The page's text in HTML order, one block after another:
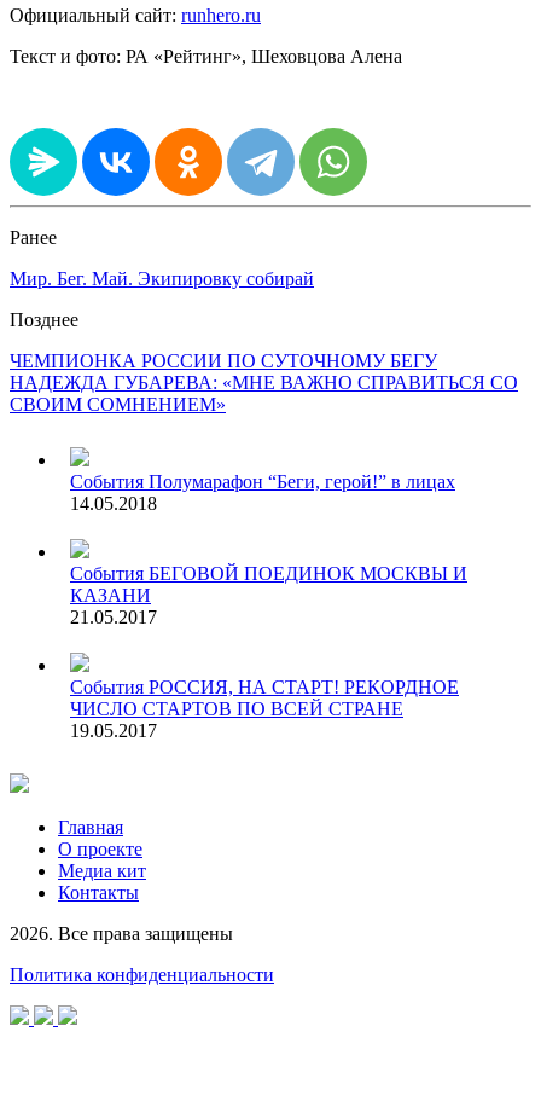
Официальный сайт: runhero.ru
Текст и фото: РА «Рейтинг», Шеховцова Алена
Ранее
Мир. Бег. Май. Экипировку собирай
Позднее
ЧЕМПИОНКА РОССИИ ПО СУТОЧНОМУ БЕГУ
НАДЕЖДА ГУБАРЕВА: «МНЕ ВАЖНО СПРАВИТЬСЯ СО
СВОИМ СОМНЕНИЕМ»
События Полумарафон “Беги, герой!” в лицах
14.05.2018
События БЕГОВОЙ ПОЕДИНОК МОСКВЫ И
КАЗАНИ
21.05.2017
События РОССИЯ, НА СТАРТ! РЕКОРДНОЕ
ЧИСЛО СТАРТОВ ПО ВСЕЙ СТРАНЕ
19.05.2017
Главная
О проекте
Медиа кит
Контакты
2026. Все права защищены
Политика конфиденциальности